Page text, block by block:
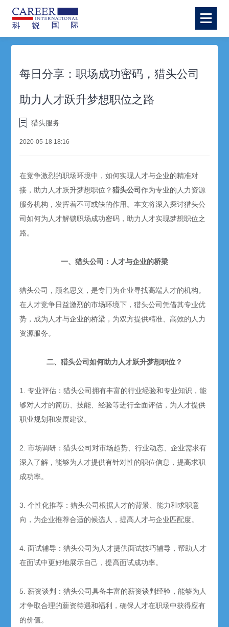
每日分享：职场成功密码，猎头公司
助力人才跃升梦想职位之路
猎头服务
2020-05-18 18:16
在竞争激烈的职场环境中，如何实现人才与企业的精准对
接，助力人才跃升梦想职位？猎头公司作为专业的人力资源
服务机构，发挥着不可或缺的作用。本文将深入探讨猎头公
司如何为人才解锁职场成功密码，助力人才实现梦想职位之
路。
一、猎头公司：人才与企业的桥梁
猎头公司，顾名思义，是专门为企业寻找高端人才的机构。
在人才竞争日益激烈的市场环境下，猎头公司凭借其专业优
势，成为人才与企业的桥梁，为双方提供精准、高效的人力
资源服务。
二、猎头公司如何助力人才跃升梦想职位？
1. 专业评估：猎头公司拥有丰富的行业经验和专业知识，能
够对人才的简历、技能、经验等进行全面评估，为人才提供
职业规划和发展建议。
2. 市场调研：猎头公司对市场趋势、行业动态、企业需求有
深入了解，能够为人才提供有针对性的职位信息，提高求职
成功率。
3. 个性化推荐：猎头公司根据人才的背景、能力和求职意
向，为企业推荐合适的候选人，提高人才与企业匹配度。
4. 面试辅导：猎头公司为人才提供面试技巧辅导，帮助人才
在面试中更好地展示自己，提高面试成功率。
5. 薪资谈判：猎头公司具备丰富的薪资谈判经验，能够为人
才争取合理的薪资待遇和福利，确保人才在职场中获得应有
的价值。